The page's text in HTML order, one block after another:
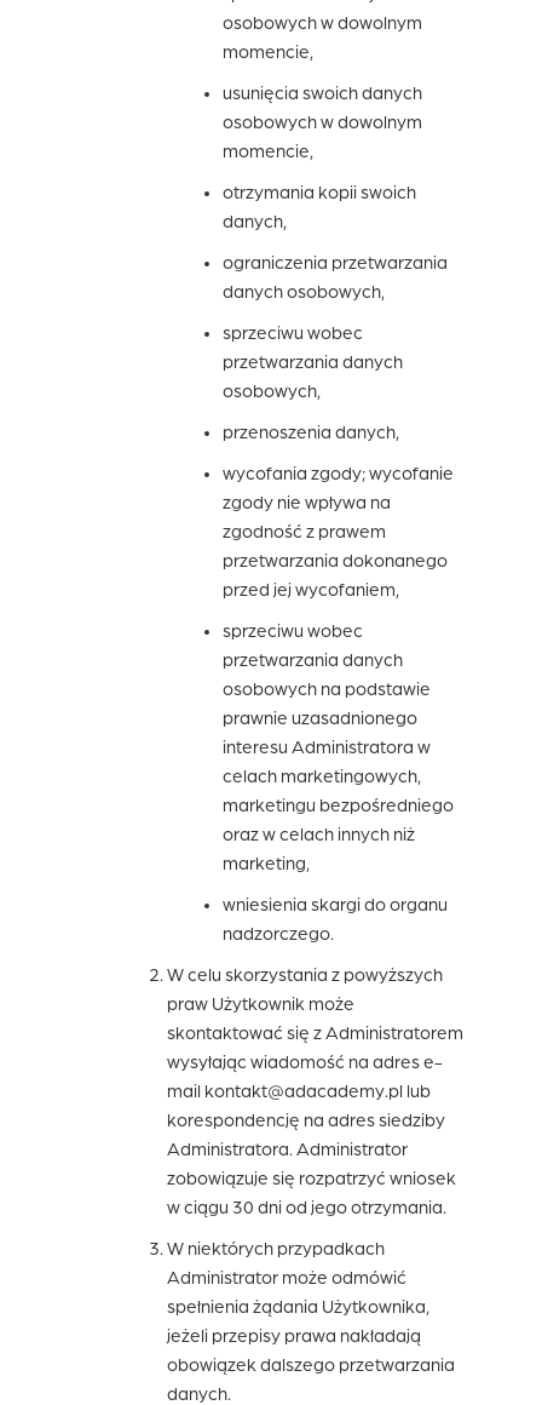
osobowych w dowolnym
momencie,
usunięcia swoich danych
osobowych w dowolnym
momencie,
otrzymania kopii swoich
danych,
ograniczenia przetwarzania
danych osobowych,
sprzeciwu wobec
przetwarzania danych
osobowych,
przenoszenia danych,
wycofania zgody; wycofanie
zgody nie wpływa na
zgodność z prawem
przetwarzania dokonanego
przed jej wycofaniem,
sprzeciwu wobec
przetwarzania danych
osobowych na podstawie
prawnie uzasadnionego
interesu Administratora w
celach marketingowych,
marketingu bezpośredniego
oraz w celach innych niż
marketing,
wniesienia skargi do organu
nadzorczego.
W celu skorzystania z powyższych
praw Użytkownik może
skontaktować się z Administratorem
wysyłając wiadomość na adres e-
mail kontakt@adacademy.pl lub
korespondencję na adres siedziby
Administratora. Administrator
zobowiązuje się rozpatrzyć wniosek
w ciągu 30 dni od jego otrzymania.
W niektórych przypadkach
Administrator może odmówić
spełnienia żądania Użytkownika,
jeżeli przepisy prawa nakładają
obowiązek dalszego przetwarzania
danych.